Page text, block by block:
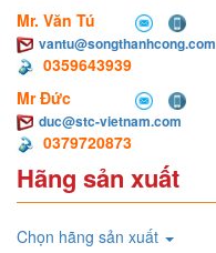
Mr. Văn Tú
vantu@songthanhcong.com
0359643939
Mr Đức
duc@stc-vietnam.com
0379720873
Hãng sản xuất
Chọn hãng sản xuất